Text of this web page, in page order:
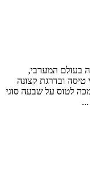
בעולם המערבי,
טיסה ובדרגת קצונה
לטוס על שבעה סוגי